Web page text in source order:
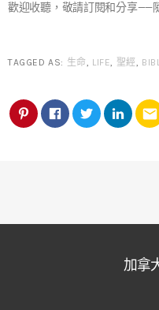
歡迎收聽，敬請訂閱和分享——
TAGGED AS: 生命, LIFE, 聖經,
email
加拿